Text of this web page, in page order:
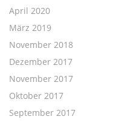
April 2020
März 2019
November 2018
Dezember 2017
November 2017
Oktober 2017
September 2017